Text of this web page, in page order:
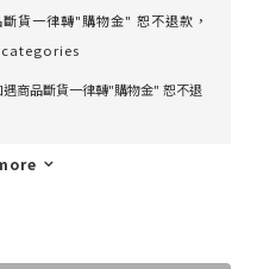
貨一律轉"購物金" 恕不退款，
categories
商品斷貨一律轉"購物金" 恕不退